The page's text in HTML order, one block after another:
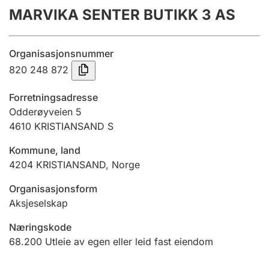
Innsending og forsinkelsesgebyr
Jeger
Ektepaktveileder
Offentlig sektor
MARVIKA SENTER BUTIKK 3 AS
Organisasjonsnummer
820 248 872
Forretningsadresse
Odderøyveien 5
4610 KRISTIANSAND S
Kommune, land
4204 KRISTIANSAND, Norge
Organisasjonsform
Aksjeselskap
Næringskode
68.200 Utleie av egen eller leid fast eiendom